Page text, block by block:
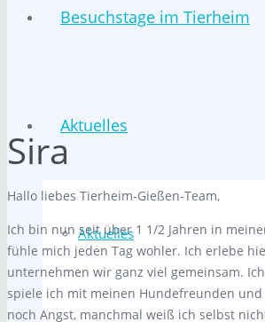
Besuchstage im Tierheim
Aktuelles
Aktuelles
Sira
Hallo liebes Tierheim-Gießen-Team,
Ich bin nun seit über 1 1/2 Jahren in
fühle mich jeden Tag wohler. Ich erlebe
unternehmen wir ganz viel gemeinsam.
spiele ich mit meinen Hundefreunden
noch Angst, manchmal weiß ich selbst